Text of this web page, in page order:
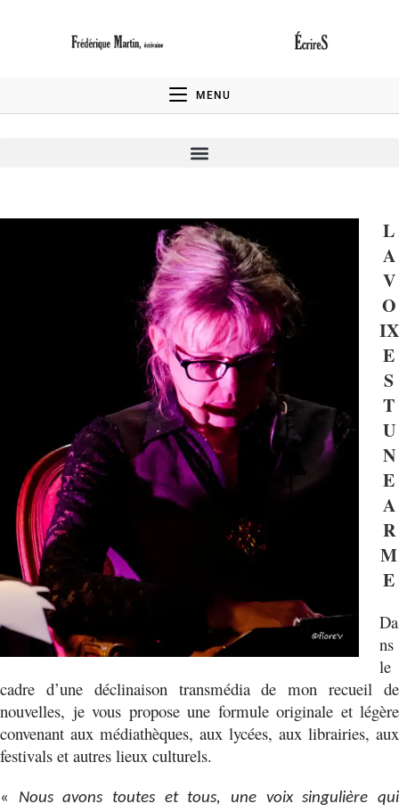
MENU
L
A
V
O
IX
E
S
T
U
N
E
A
R
M
E
Da
ns
le
cadre d’une déclinaison transmédia de mon recueil de
nouvelles, je vous propose une formule originale et légère
convenant aux médiathèques, aux lycées, aux librairies, aux
festivals et autres lieux culturels.
« Nous avons toutes et tous, une voix singulière qui